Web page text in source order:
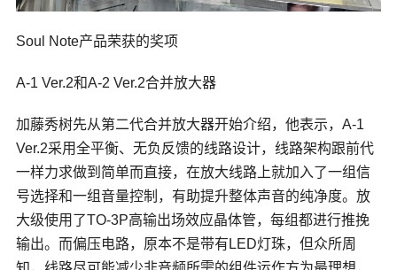
Soul Note产品荣获的奖项
A-1 Ver.2和A-2 Ver.2合并放大器
加藤秀树先从第二代合并放大器开始介绍，他表示，A-1
Ver.2采用全平衡、无负反馈的线路设计，线路架构跟前代
一样力求做到简单而直接，在放大线路上就加入了一组信
号选择和一组音量控制，有助提升整体声音的纯净度。放
大级使用了TO-3P高输出场效应晶体管，每组都进行推挽
输出。而偏压电路，原本不是带有LED灯珠，但众所周